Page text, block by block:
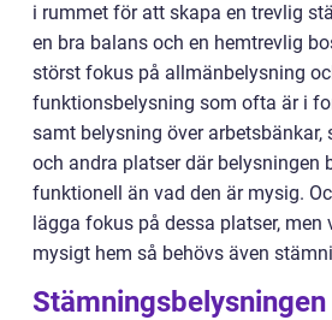
i rummet för att skapa en trevlig
en bra balans och en hemtrevlig
störst fokus på allmänbelysning
funktionsbelysning som ofta är i
samt belysning över arbetsbänkar,
och andra platser där belysningen
funktionell än vad den är mysig.
lägga fokus på dessa platser, men
mysigt hem så behövs även